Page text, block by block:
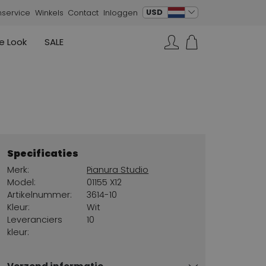
Winkels Contact Inloggen USD verander taal
Look
SALE
Marc Cain
Specificaties
Merk:
Pianura Studio
Model:
01155 X12
Artikelnummer:
3614-10
Kleur:
Wit
Leveranciers
kleur:
10